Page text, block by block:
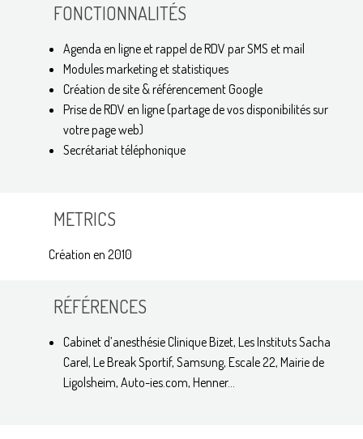
FONCTIONNALITÉS
Agenda en ligne et rappel de RDV par SMS et mail
Modules marketing et statistiques
Création de site & référencement Google
Prise de RDV en ligne (partage de vos disponibilités sur
votre page web)
Secrétariat téléphonique
METRICS
Création en 2010
RÉFÉRENCES
Cabinet d’anesthésie Clinique Bizet, Les Instituts Sacha
Carel, Le Break Sportif, Samsung, Escale 22, Mairie de
Ligolsheim, Auto-ies.com, Henner...